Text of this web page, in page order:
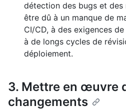
détection des bugs et des
être dû à un manque de
CI/CD, à des exigences
à de longs cycles de
déploiement.
3. Mettre en œuvre
changements